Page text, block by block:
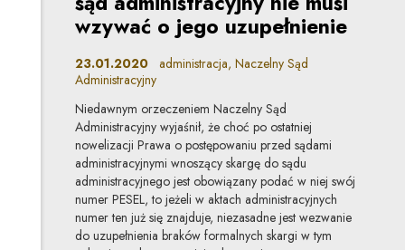
wzywać o jego uzupełnienie
23.01.2020 administracja, Naczelny Sąd
Administracyjny
Niedawnym orzeczeniem Naczelny Sąd
Administracyjny wyjaśnił, że choć po ostatniej
nowelizacji Prawa o postępowaniu przed sądami
administracyjnymi wnoszący skargę do sądu
administracyjnego jest obowiązany podać w niej swój
numer PESEL, to jeżeli w aktach administracyjnych
numer ten już się znajduje, niezasadne jest wezwanie
do uzupełnienia braków formalnych skargi w tym